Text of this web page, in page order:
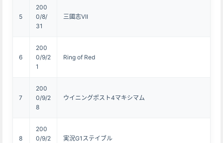
5
200
0/8/
31
三國志VII
6
200
0/9/2
1
Ring of Red
7
200
0/9/2
8
ウイニングポスト4マキシマム
8
200
0/9/2
実況G1ステイブル